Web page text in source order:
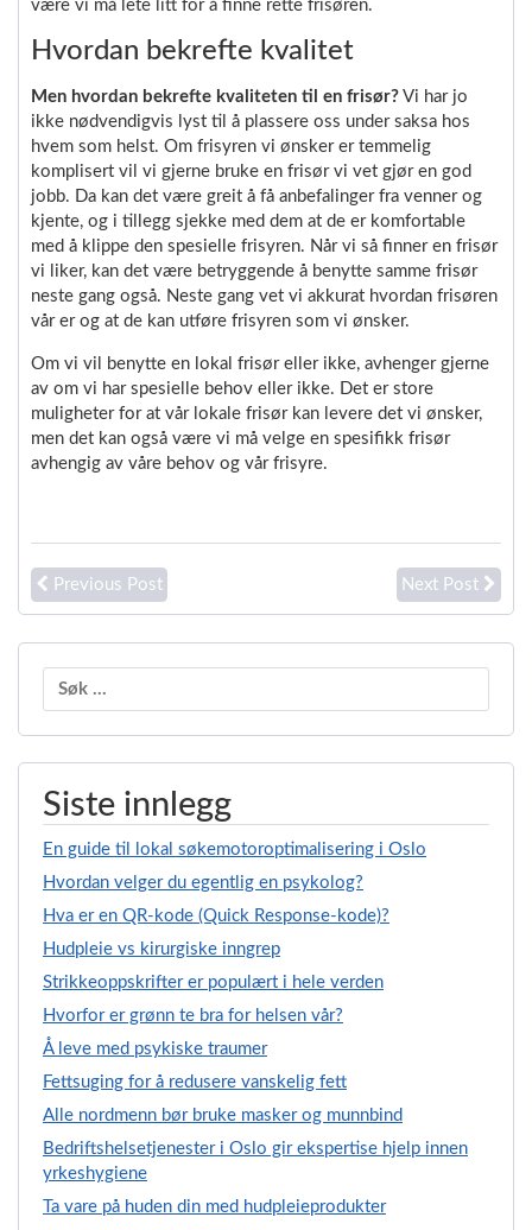
være vi må lete litt for å finne rette frisøren.
Hvordan bekrefte kvalitet
Men hvordan bekrefte kvaliteten til en frisør? Vi har jo
ikke nødvendigvis lyst til å plassere oss under saksa hos
hvem som helst. Om frisyren vi ønsker er temmelig
komplisert vil vi gjerne bruke en frisør vi vet gjør en god
jobb. Da kan det være greit å få anbefalinger fra venner og
kjente, og i tillegg sjekke med dem at de er komfortable
med å klippe den spesielle frisyren. Når vi så finner en frisør
vi liker, kan det være betryggende å benytte samme frisør
neste gang også. Neste gang vet vi akkurat hvordan frisøren
vår er og at de kan utføre frisyren som vi ønsker.
Om vi vil benytte en lokal frisør eller ikke, avhenger gjerne
av om vi har spesielle behov eller ikke. Det er store
muligheter for at vår lokale frisør kan levere det vi ønsker,
men det kan også være vi må velge en spesifikk frisør
avhengig av våre behov og vår frisyre.
Previous Post Next Post
Søk
Siste innlegg
En guide til lokal søkemotoroptimalisering i Oslo
Hvordan velger du egentlig en psykolog?
Hva er en QR-kode (Quick Response-kode)?
Hudpleie vs kirurgiske inngrep
Strikkeoppskrifter er populært i hele verden
Hvorfor er grønn te bra for helsen vår?
Å leve med psykiske traumer
Fettsuging for å redusere vanskelig fett
Alle nordmenn bør bruke masker og munnbind
Bedriftshelsetjenester i Oslo gir ekspertise hjelp innen
yrkeshygiene
Ta vare på huden din med hudpleieprodukter